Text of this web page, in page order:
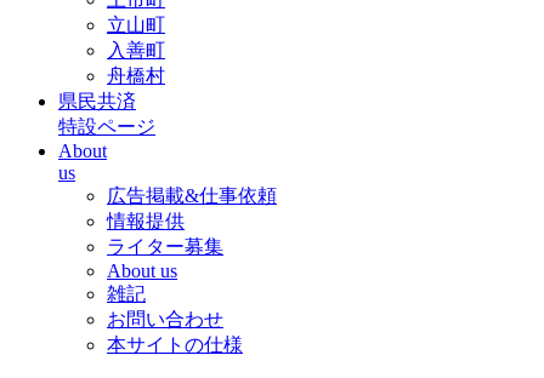
立山町
入善町
舟橋村
県民共済
特設ページ
About
us
広告掲載&仕事依頼
情報提供
ライター募集
About us
雑記
お問い合わせ
本サイトの仕様